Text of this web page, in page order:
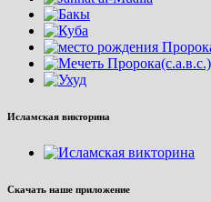
Исламская викторина
Скачать наше приложение